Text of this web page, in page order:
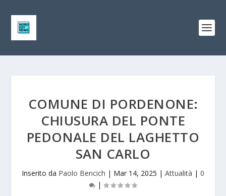
COMUNE DI PORDENONE:
CHIUSURA DEL PONTE
PEDONALE DEL LAGHETTO
SAN CARLO
Inserito da Paolo Bencich | Mar 14, 2025 | Attualità | 0
|